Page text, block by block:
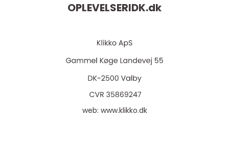
OPLEVELSERIDK.dk
web: www.klikko.dk